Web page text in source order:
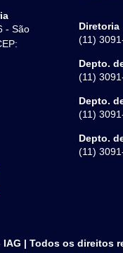
- São
Diretoria
(11)
Depto.
(11)
Depto.
(11)
Depto.
(11)
| Todos os direitos